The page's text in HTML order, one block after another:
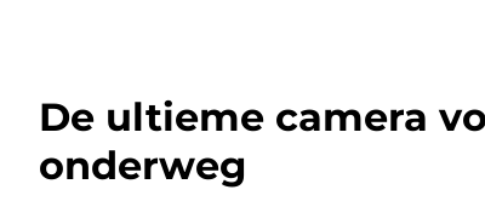
De ultieme camera
onderweg